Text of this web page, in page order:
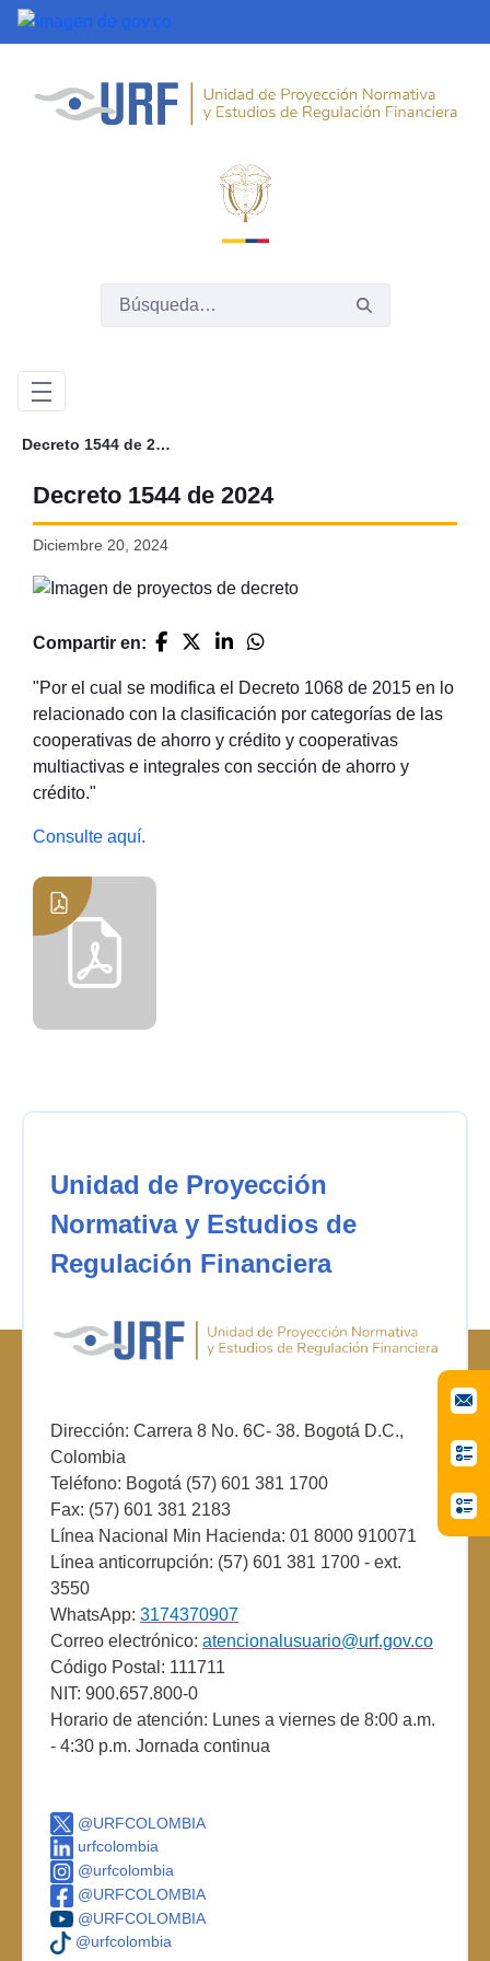
Saltar al contenido principal
Decreto 1544 de 2024
Decreto 1544 de 2024
Diciembre 20, 2024
Compartir en:
"Por el cual se modifica el Decreto 1068 de 2015 en lo
relacionado con la clasificación por categorías de las
cooperativas de ahorro y crédito y cooperativas
multiactivas e integrales con sección de ahorro y
crédito."
Consulte aquí.
Unidad de Proyección
Normativa y Estudios de
Regulación Financiera
Dirección: Carrera 8 No. 6C- 38. Bogotá D.C.,
Colombia
Teléfono: Bogotá (57) 601 381 1700
Fax: (57) 601 381 2183
Línea Nacional Min Hacienda: 01 8000 910071
Línea anticorrupción: (57) 601 381 1700 - ext.
3550
WhatsApp: 3174370907
Correo electrónico: atencionalusuario@urf.gov.co
Código Postal: 111711
NIT: 900.657.800-0
Horario de atención: Lunes a viernes de 8:00 a.m.
- 4:30 p.m. Jornada continua
@URFCOLOMBIA
urfcolombia
@urfcolombia
@URFCOLOMBIA
@URFCOLOMBIA
@urfcolombia